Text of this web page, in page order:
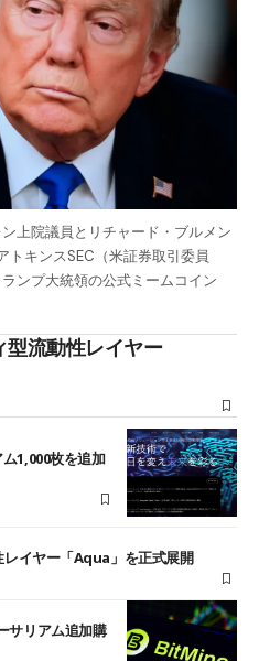
上院議員とリチャード・ブルメン
トキンスSEC（米証券取引委員
ンプ大統領の公式ミームコイン
流動性レイヤー
1,000枚を追加
イヤー「Aqua」を正式展開
サリアム追加購